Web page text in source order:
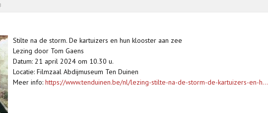
Stilte na de storm. De kartuizers en hun klooster aan zee
Lezing door Tom Gaens
Datum: 21 april 2024 om 10.30 u.
Locatie: Filmzaal Abdijmuseum Ten Duinen
Meer info: https://www.tenduinen.be/nl/lezing-stilte-na-de-storm-de-kartuizers-en-h...